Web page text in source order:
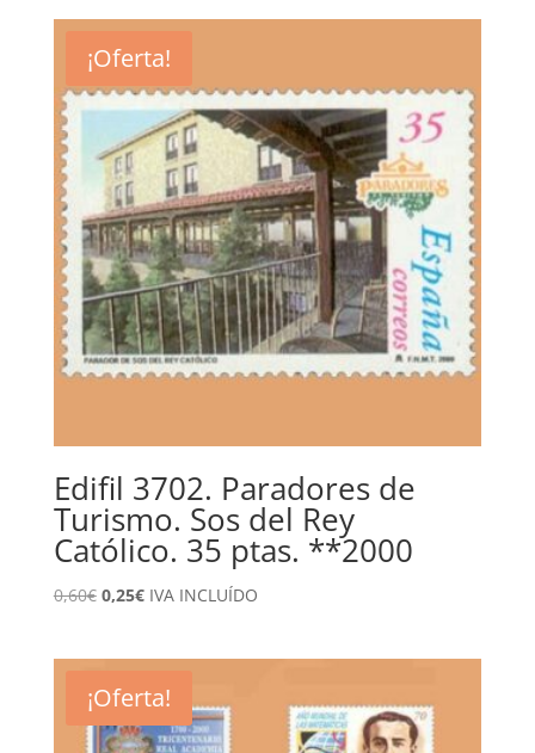
1,45€.0,65€.
¡Oferta!
Edifil 3702. Paradores de
Turismo. Sos del Rey
Católico. 35 ptas. **2000
0,60€ El
0,60€.
0,25€El
0,25€.
IVA INCLUÍDO
¡Oferta!